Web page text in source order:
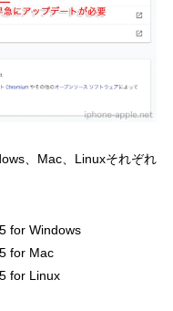
、Mac、Linuxそれぞれ
for Windows
for Mac
for Linux